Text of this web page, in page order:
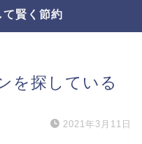
賢く節約
を探している
2021年3月11日